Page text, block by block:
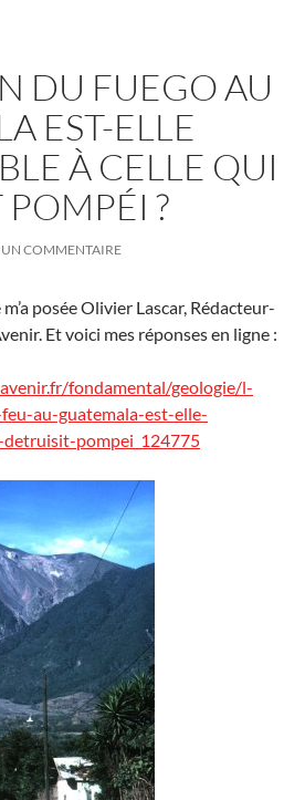
DU FUEGO AU
EST-ELLE
À CELLE QUI
?
UN COMMENTAIRE
posée Olivier Lascar, Rédacteur-
Et voici mes réponses en ligne :
fondamental/geologie/l-
au-guatemala-est-elle-
pompei_124775